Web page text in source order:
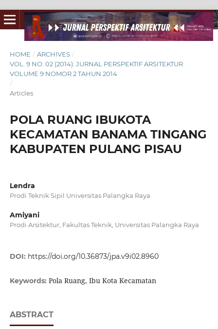
HOME / ARCHIVES /
VOL. 9 NO. 02 (2014): JURNAL PERSPEKTIF ARSITEKTUR
VOLUME 9 NOMOR 2 TAHUN 2014
/
Articles
POLA RUANG IBUKOTA
KECAMATAN BANAMA TINGANG
KABUPATEN PULANG PISAU
Lendra
Prodi Teknik Sipil Universitas Palangka Raya
Amiyani
Prodi Arsitektur, Fakultas Teknik, Universitas Palangka Raya
DOI: https://doi.org/10.36873/jpa.v9i02.8960
Keywords: Pola Ruang, Ibu Kota Kecamatan
ABSTRACT